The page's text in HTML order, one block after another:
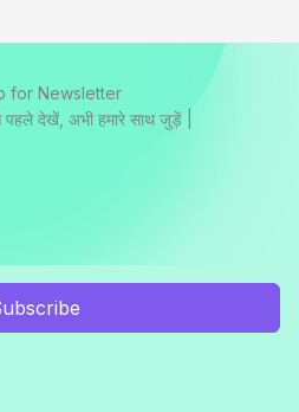
for Newsletter
देखें, अभी हमारे साथ जुड़ें |